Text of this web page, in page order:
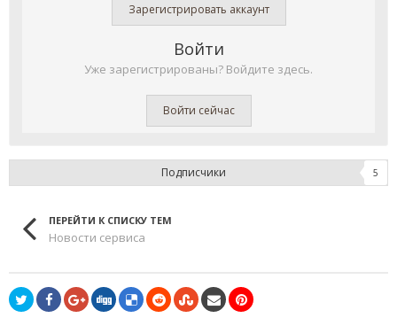
Зарегистрировать аккаунт
Войти
Уже зарегистрированы? Войдите здесь.
Войти сейчас
Подписчики 5
ПЕРЕЙТИ К СПИСКУ ТЕМ
Новости сервиса